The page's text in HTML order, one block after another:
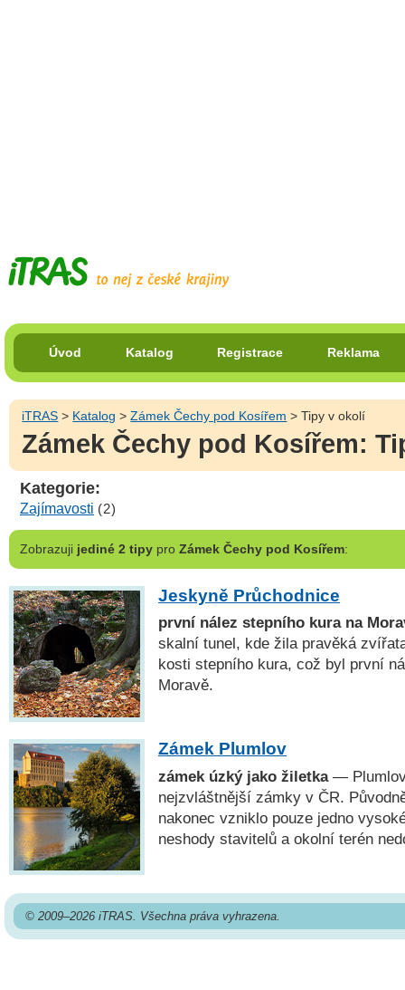
Úvod Katalog Registrace Reklama
iTRAS > Katalog >Zámek Čechy pod Kosířem > Tipy v okolí
Zámek Čechy pod Kosířem:
Kategorie:
Zajímavosti (2)
Zobrazuji jediné 2 tipypro Zámek Čechy pod Kosířem:
Jeskyně Průchodnice
první nález stepního kura na
skalní tunel, kde žila pravěká
kosti stepního kura, což byl první
Moravě.
Zámek Plumlov
zámek úzký jako žiletka—
nejzvláštnější zámky v ČR.
nakonec vzniklo pouze jedno
neshody stavitelů a okolní terén
© 2009–2026 iTRAS. Všechna práva vyhrazena.